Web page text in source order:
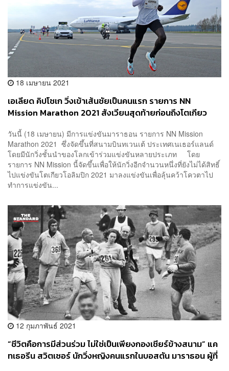
18 เมษายน 2021
เอเลียด คิปโชเก วิ่งเข้าเส้นชัยเป็นคนแรก รายการ NN
Mission Marathon 2021 สังเวียนสุดท้ายก่อนถึงโตเกียว
วันนี้ (18 เมษายน) มีการแข่งขันมาราธอน รายการ NN Mission
Marathon 2021 ซึ่งจัดขึ้นที่สนามบินทเวนเต้ ประเทศเนเธอร์แลนด์
โดยมีนักวิ่งชั้นนำของโลกเข้าร่วมแข่งขันหลายประเภท โดย
รายการ NN Mission นี้จัดขึ้นเพื่อให้นักวิ่งอีกจำนวนหนึ่งที่ยังไม่ได้สิทธิ์
ไปแข่งขันโตเกียวโอลิมปิก 2021 มาลงแข่งขันเพื่อลุ้นคว้าโควตาไป
ทำการแข่งขัน...
12 กุมภาพันธ์ 2021
“ชีวิตคือการมีส่วนร่วม ไม่ใช่เป็นเพียงกองเชียร์ข้างสนาม” แค
ทเธอรีน สวิตเซอร์ นักวิ่งหญิงคนแรกในบอสตัน มาราธอน ผู้ที่